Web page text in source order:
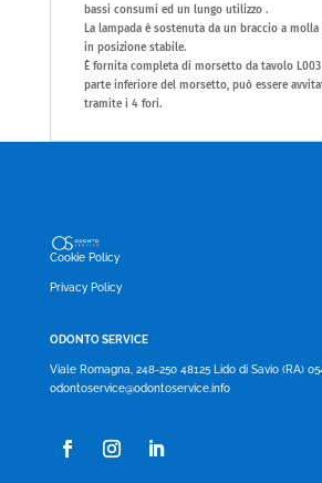
bassi consumi ed un lungo utilizzo .
La lampada è sostenuta da un braccio a
in posizione stabile.
È fornita completa di morsetto da tavolo
parte inferiore del morsetto, può essere
tramite i 4 fori.
Cookie Policy
Privacy Policy
ODONTO SERVICE
Viale Romagna, 248-250 48125 Lido di Savio (RA)
odontoservice@odontoservice.info